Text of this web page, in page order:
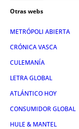
Otras webs
METRÓPOLI ABIERTA
CRÓNICA VASCA
CULEMANÍA
LETRA GLOBAL
ATLÁNTICO HOY
CONSUMIDOR GLOBAL
HULE & MANTEL